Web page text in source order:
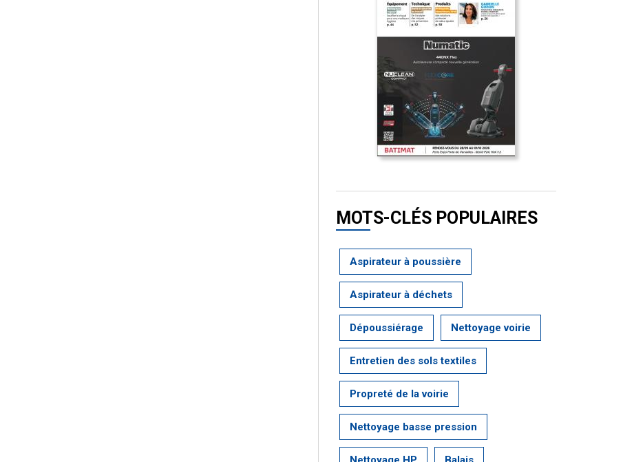
MOTS-CLÉS POPULAIRES
Aspirateur à poussière
Aspirateur à déchets
Dépoussiérage Nettoyage voirie
Entretien des sols textiles
Propreté de la voirie
Nettoyage basse pression